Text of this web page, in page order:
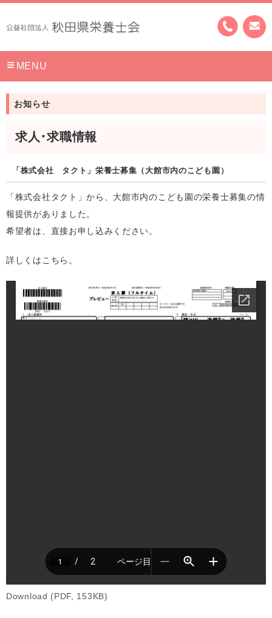
MENU
お知らせ
求人･求職情報
「株式会社 タクト」栄養士募集（大館市内のこども園）
「株式会社タクト」から、大館市内のこども園の栄養士募集の情
報提供がありました。
希望者は、直接お申し込みください。
詳しくはこちら。
Download (PDF, 153KB)